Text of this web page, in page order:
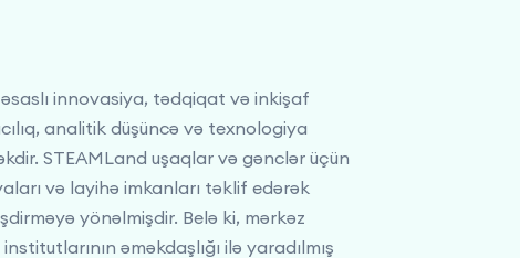
innovasiya, tədqiqat və inkişaf
analitik düşüncə və texnologiya
STEAMLand uşaqlar və gənclər üçün
və layihə imkanları təklif edərək
yönəlmişdir. Belə ki, mərkəz
əməkdaşlığı ilə yaradılmış